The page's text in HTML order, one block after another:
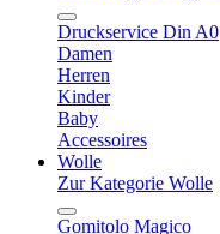
Druckservice Din A0
Damen
Herren
Kinder
Baby
Accessoires
Wolle
Zur Kategorie Wolle
Gomitolo Magico